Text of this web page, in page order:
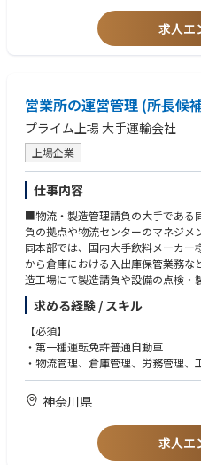
を広げていただき所長など拠点の管
求人エ
営業所の運営管理 (所長候
プライム上場 大手運輸会社
上場企業
仕事内容
■物流・製造管理請負の大手である
負の拠点や物流センターのマネジ
同本部では、国内大手飲料メーカ
から倉庫における入出庫保管業務
造工場にて製造請負や設備の点検・
ます。
〇具体的な業務内容：
・人事労務 (勤怠管理・採用)
・安全衛生に関する管理監督
※将来的には、予算管理や取引先と
を広げていただき所長など拠点の
求める経験 / スキル
【必須】
・第一種運転免許普通自動車
・物流管理、倉庫管理、労務管理、
神奈川県
求人エ